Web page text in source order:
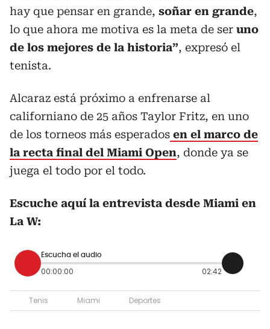
hay que pensar en grande, soñar en grande,
lo que ahora me motiva es la meta de ser uno
de los mejores de la historia”, expresó el
tenista.
Alcaraz está próximo a enfrenarse al
californiano de 25 años Taylor Fritz, en uno
de los torneos más esperados en el marco de
la recta final del Miami Open, donde ya se
juega el todo por el todo.
Escuche aquí la entrevista desde Miami en
La W:
Escucha el audio
00:00:00 02:42
Tenis Miami Deportes